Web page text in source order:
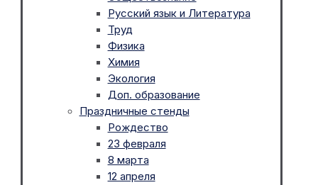
Русский язык и Литература
Труд
Физика
Химия
Экология
Доп. образование
Праздничные стенды
Рождество
23 февраля
8 марта
12 апреля